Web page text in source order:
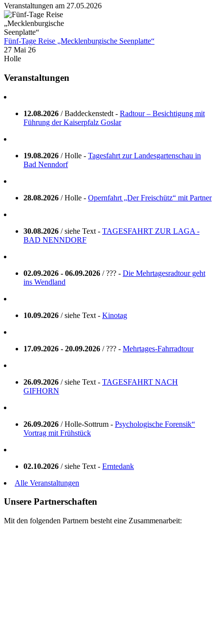
Veranstaltungen am 27.05.2026
Fünf-Tage Reise „Mecklenburgische Seenplatte“
27 Mai 26
Holle
Veranstaltungen
12.08.2026 / Baddeckenstedt - Radtour – Besichtigung mit
Führung der Kaiserpfalz Goslar
19.08.2026 / Holle - Tagesfahrt zur Landesgartenschau in
Bad Nenndorf
28.08.2026 / Holle - Opernfahrt „Der Freischütz“ mit Partner
30.08.2026 / siehe Text - TAGESFAHRT ZUR LAGA -
BAD NENNDORF
02.09.2026 - 06.09.2026 / ??? - Die Mehrtagesradtour geht
ins Wendland
10.09.2026 / siehe Text - Kinotag
17.09.2026 - 20.09.2026 / ??? - Mehrtages-Fahrradtour
26.09.2026 / siehe Text - TAGESFAHRT NACH
GIFHORN
26.09.2026 / Holle-Sottrum - Psychologische Forensik“
Vortrag mit Frühstück
02.10.2026 / siehe Text - Erntedank
Alle Veranstaltungen
Unsere Partnerschaften
Mit den folgenden Partnern besteht eine Zusammenarbeit: